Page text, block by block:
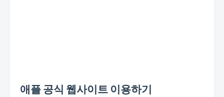
애플 공식 웹사이트 이용하기